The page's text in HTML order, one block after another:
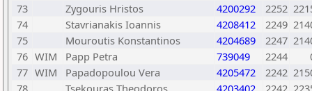
73
Zygouris Hristos 4200292 2252
74
Stavrianakis Ioannis 4208412 2249
75
Mouroutis Konstantinos 4204689 2247
76 WIM Papp Petra 739049 2244
77 WIM Papadopoulou Vera 4205472 2242
78
Tsekouras Theodoros 4203402 2242